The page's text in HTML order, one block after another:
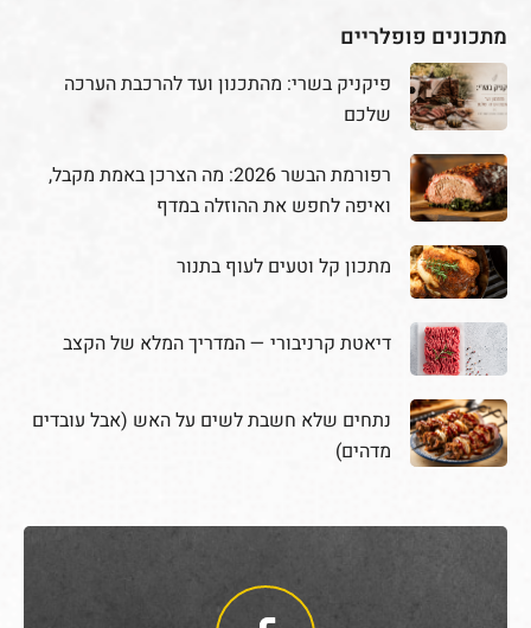
מתכונים פופלריים
פיקניק בשרי: מהתכנון ועד להרכבת הערכה
שלכם
רפורמת הבשר 2026: מה הצרכן באמת מקבל,
ואיפה לחפש את ההוזלה במדף
מתכון קל וטעים לעוף בתנור
דיאטת קרניבורי — המדריך המלא של הקצב
נתחים שלא חשבת לשים על האש (אבל עובדים
מדהים)